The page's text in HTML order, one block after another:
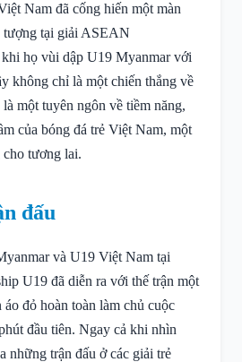
Nam đã cống hiến một màn
tượng tại giải ASEAN
họ vùi dập U19 Myanmar với
không chỉ là một chiến thắng về
một tuyên ngôn về tiềm năng,
của bóng đá trẻ Việt Nam, một
cho tương lai.
đấu
và U19 Việt Nam tại
U19 đã diễn ra với thế trận một
đỏ hoàn toàn làm chủ cuộc
đầu tiên. Ngay cả khi nhìn
những trận đấu ở các giải trẻ